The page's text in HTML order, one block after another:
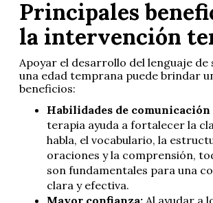
Principales
la intervención
Apoyar el desarrollo del lenguaje de
una edad temprana puede brindar
beneficios:
Habilidades de comunicación
terapia ayuda a fortalecer la
habla, el vocabulario, la
oraciones y la comprensión,
son fundamentales para una
clara y efectiva.
Mayor confianza: Al ayudar a